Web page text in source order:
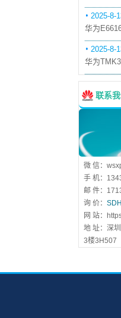
2025-8-
2025-8-
华为
联系我
微 信：
手 机：
邮 件：
询 价：
网 站：
地 址：深
3楼3H507